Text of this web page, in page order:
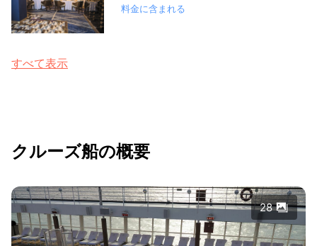
料金に含まれる
すべて表示
クルーズ船の概要
28